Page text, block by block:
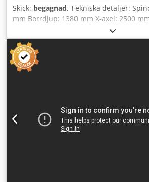
Skick: begagnad, Tekniska detaljer:
mm Borrdjup: 1380 mm X-axel: 2500
Djdpfx Aovr S Uljipowa Z-axel: 380 mm
(borrspindelmatning) U-axel: 320 mm
Styrsystem: enligt önskemål
Varvtal planslids: 4,5–180 varv/min
900 varv/min Matning x/y: 5–2000
gäller det mekaniska. Säljs i befintligt
befintligt skick inklusive planskiva
(lager nr. 1101081). 3. Maskinen med